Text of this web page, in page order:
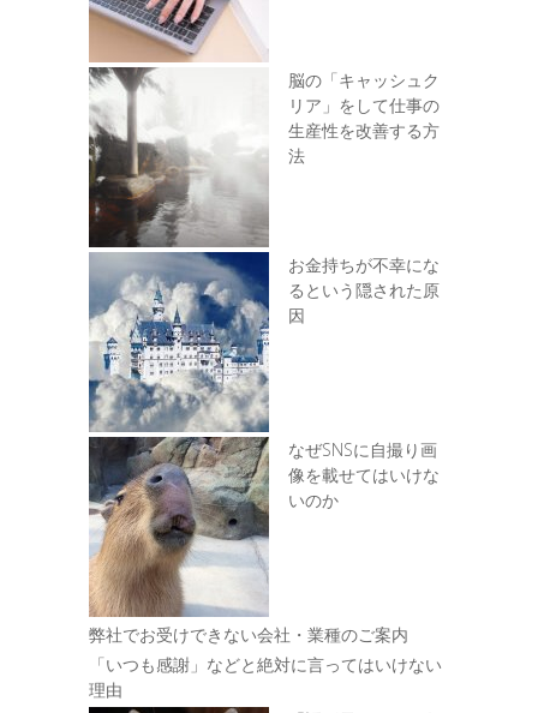
脳の「キャッシュク
リア」をして仕事の
生産性を改善する方
法
お金持ちが不幸にな
るという隠された原
因
なぜSNSに自撮り画
像を載せてはいけな
いのか
弊社でお受けできない会社・業種のご案内
「いつも感謝」などと絶対に言ってはいけない
理由